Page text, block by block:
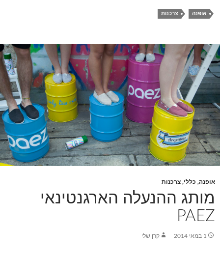
אופנה צרכנות
אופנה, כללי, צרכנות
מותג ההנעלה הארגנטינאי
PAEZ
1 במאי 2014 קרן שלי